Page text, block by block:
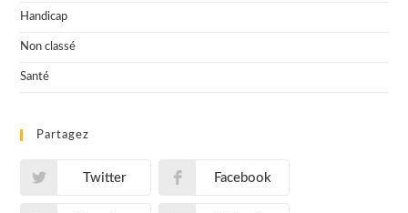
Handicap
Non classé
Santé
Partagez
Twitter Facebook